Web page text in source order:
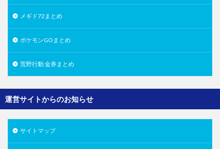
メギド72まとめ
ポケモンGOまとめ
荒野行動 金券まとめ
運営サイトからのお知らせ
サイトマップ